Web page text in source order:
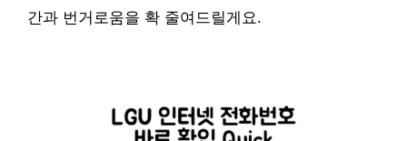
간과 번거로움을 확 줄여드릴게요.